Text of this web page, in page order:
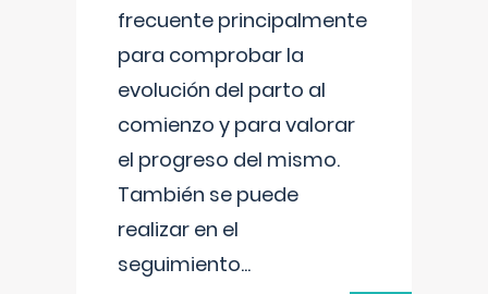
frecuente principalmente
para comprobar la
evolución del parto al
comienzo y para valorar
el progreso del mismo.
También se puede
realizar en el
seguimiento...